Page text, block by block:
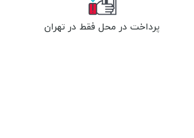
پرداخت در محل فقط در تهران